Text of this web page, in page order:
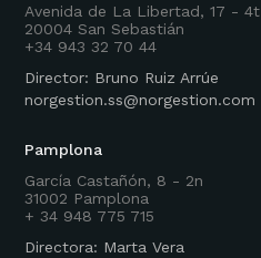
Avenida de La Libertad, 17 - 4t
20004 San Sebastián
+34 943 32 70 44
Director: Bruno Ruiz Arrúe
norgestion.ss@norgestion.com
Pamplona
García Castañón, 8 - 2n
31002 Pamplona
+ 34 948 775 715
Directora: Marta Vera